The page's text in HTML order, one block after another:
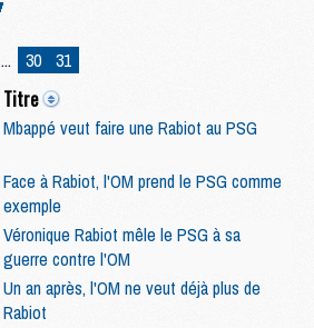
... 30 31
Titre
Mbappé veut faire une Rabiot au PSG
Face à Rabiot, l'OM prend le PSG comme
exemple
Véronique Rabiot mêle le PSG à sa
guerre contre l'OM
Un an après, l'OM ne veut déjà plus de
Rabiot